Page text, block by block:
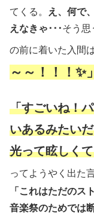
てくる。
え、何で
えなきゃ･･･そう思
の前に着いた入間
～～！！！✨」
「すごいね！
いあるみたい
光って眩しく
ってようやく出た
「これはただのス
音楽祭のためでは